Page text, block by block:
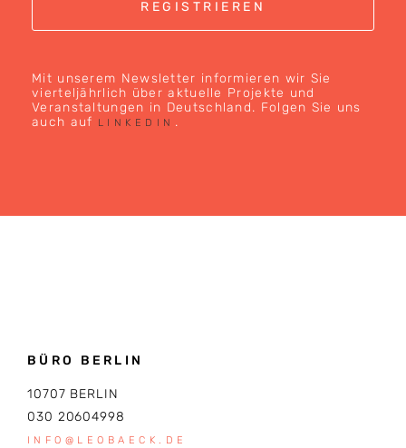
Mit unserem Newsletter informieren wir Sie
vierteljährlich über aktuelle Projekte und
Veranstaltungen in Deutschland. Folgen Sie uns
auch auf
LINKEDIN .
BÜRO BERLIN
10707 BERLIN
030 20604998
INFO@LEOBAECK.DE